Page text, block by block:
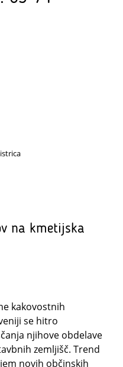
na kmetijska
kakovostnih
se hitro
njihove obdelave
zemljišč. Trend
novih občinskih